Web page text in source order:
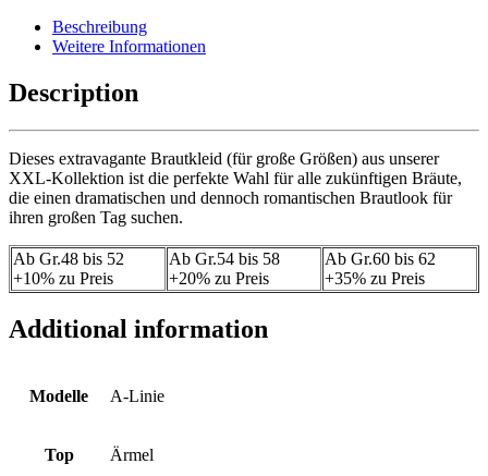
Beschreibung
Weitere Informationen
Description
Dieses extravagante Brautkleid (für große Größen) aus unserer
XXL-Kollektion ist die perfekte Wahl für alle zukünftigen Bräute,
die einen dramatischen und dennoch romantischen Brautlook für
ihren großen Tag suchen.
Ab Gr.48 bis 52
+10% zu Preis
Ab Gr.54 bis 58
+20% zu Preis
Ab Gr.60 bis 62
+35% zu Preis
Additional information
Modelle A-Linie
Top Ärmel